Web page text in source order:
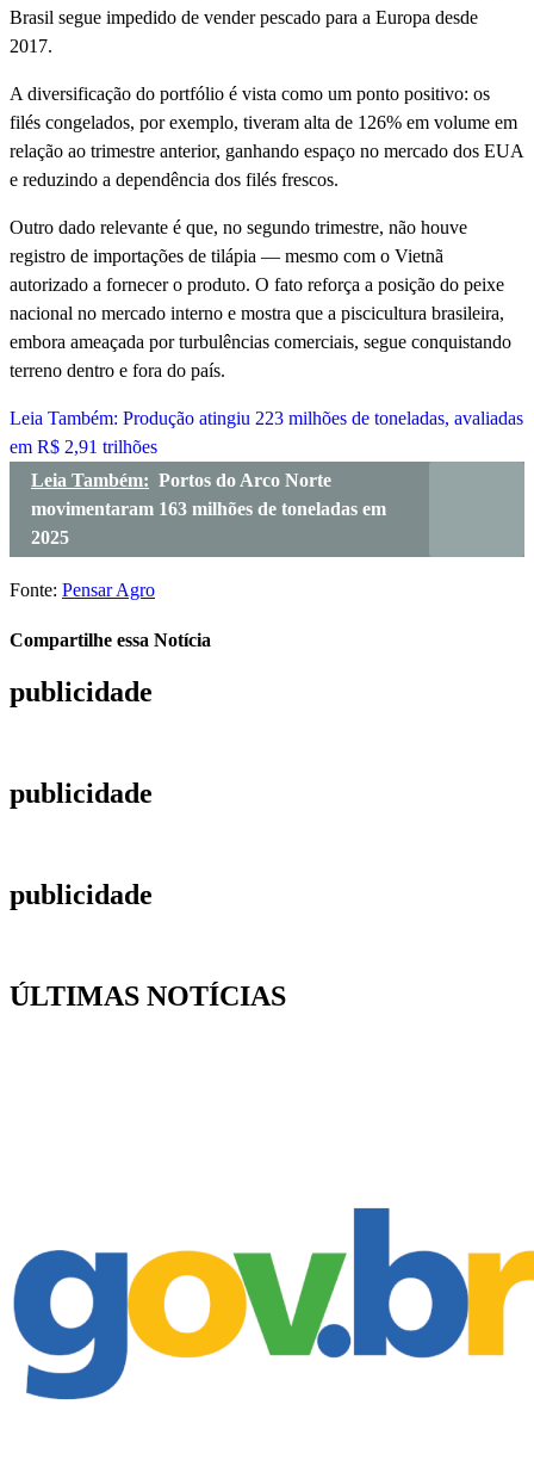
Brasil segue impedido de vender pescado para a Europa desde
2017.
A diversificação do portfólio é vista como um ponto positivo: os
filés congelados, por exemplo, tiveram alta de 126% em volume em
relação ao trimestre anterior, ganhando espaço no mercado dos EUA
e reduzindo a dependência dos filés frescos.
Outro dado relevante é que, no segundo trimestre, não houve
registro de importações de tilápia — mesmo com o Vietnã
autorizado a fornecer o produto. O fato reforça a posição do peixe
nacional no mercado interno e mostra que a piscicultura brasileira,
embora ameaçada por turbulências comerciais, segue conquistando
terreno dentro e fora do país.
Leia Também: Produção atingiu 223 milhões de toneladas, avaliadas
em R$ 2,91 trilhões
Leia Também: Portos do Arco Norte
movimentaram 163 milhões de toneladas em
2025
Fonte: Pensar Agro
Compartilhe essa Notícia
publicidade
publicidade
publicidade
ÚLTIMAS NOTÍCIAS